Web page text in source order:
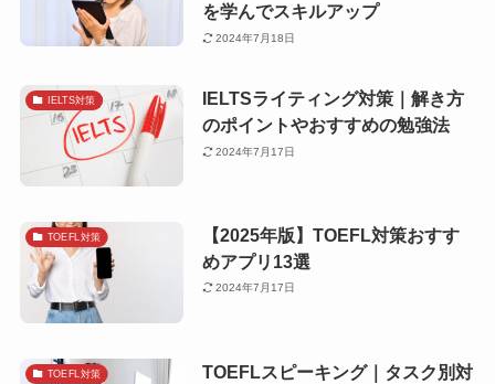
を学んでスキルアップ
2024年7月18日
IELTS対策
IELTSライティング対策｜解き方
のポイントやおすすめの勉強法
2024年7月17日
TOEFL対策
【2025年版】TOEFL対策おすす
めアプリ13選
2024年7月17日
TOEFL対策
TOEFLスピーキング｜タスク別対